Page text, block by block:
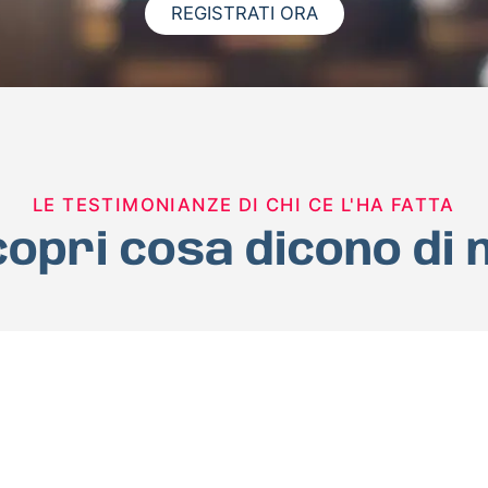
REGISTRATI ORA
LE TESTIMONIANZE DI CHI CE L'HA FATTA
cosa dicono di